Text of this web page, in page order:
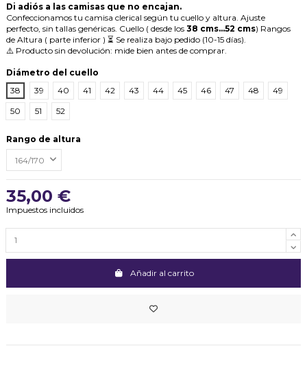
Di adiós a las camisas que no encajan.
Confeccionamos tu camisa clerical según tu cuello y altura. Ajuste
perfecto, sin tallas genéricas. Cuello ( desde los 38 cms...52 cms) Rangos
de Altura ( parte inferior ) ⏳ Se realiza bajo pedido (10-15 días).
⚠️ Producto sin devolución: mide bien antes de comprar.
Diámetro del cuello
38
39 40 41 42 43 44 45 46 47 48
49
50
51 52
Rango de altura
35,00 €
Impuestos incluidos
Añadir al carrito